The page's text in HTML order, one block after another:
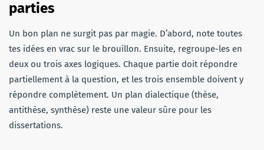
parties
Un bon plan ne surgit pas par magie. D’abord, note toutes
tes idées en vrac sur le brouillon. Ensuite, regroupe-les en
deux ou trois axes logiques. Chaque partie doit répondre
partiellement à la question, et les trois ensemble doivent y
répondre complètement. Un plan dialectique (thèse,
antithèse, synthèse) reste une valeur sûre pour les
dissertations.